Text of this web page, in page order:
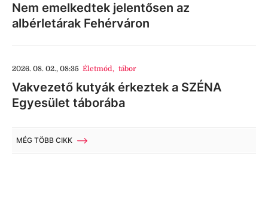
Nem emelkedtek jelentősen az
albérletárak Fehérváron
2026. 08. 02., 08:35 Életmód, tábor
Vakvezető kutyák érkeztek a SZÉNA
Egyesület táborába
MÉG TÖBB CIKK